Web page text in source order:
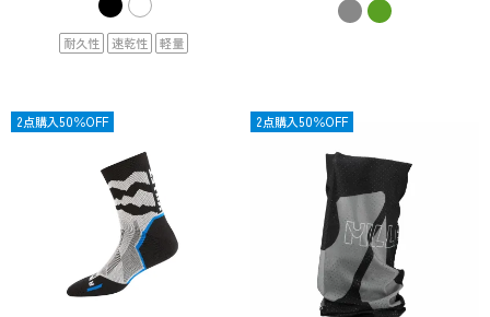
耐久性 速乾性 軽量
限定
2点購入50％OFF SALE
2点購入50％OFF